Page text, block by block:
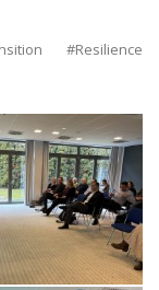
#Resilience